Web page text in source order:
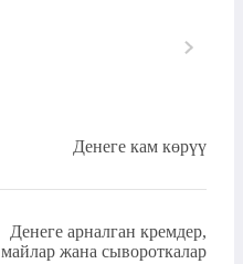
Денеге кам көрүү
Денеге арналган кремдер,
майлар жана сывороткалар